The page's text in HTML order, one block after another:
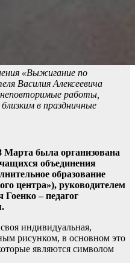
«Выжигание по
Василия Алексеевича
работы,
в праздничные
была организована
объединения
образование
центра»), руководителем
– педагог
индивидуальная,
рисунком, в основном это
являются символом